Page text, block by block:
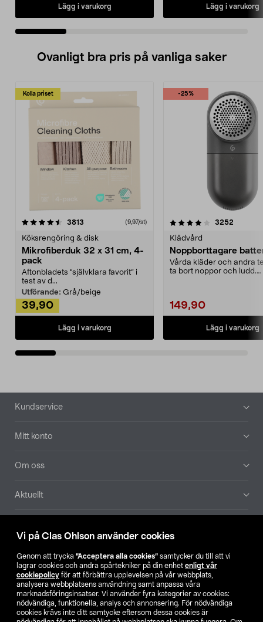
Vi på Clas Ohlson använder cookies
Genom att trycka ”Acceptera alla cookies” samtycker du till att vi
lagrar cookies och andra spårtekniker på din enhet enligt vår
cookiepolicy för att förbättra upplevelsen på vår webbplats,
analysera webbplatsens användning samt anpassa våra
marknadsföringsinsatser. Vi använder fyra kategorier av cookies:
nödvändiga, funktionella, analys och annonsering. För nödvändiga
cookies krävs inte ditt samtycke eftersom dessa cookies är
Lägg i varukorg Lägg i varukorg
Ovanligt bra pris på vanliga saker
Kolla priset
3813 (9,97/st)
Köksrengöring & disk
Mikrofiberduk 32 x 31 cm, 4-
pack
Aftonbladets "självklara favorit” i
test av d...
Utförande: Grå/beige
39,90
Lägg i varukorg
-25%
4.0av 5 stjärnor 3252
Klädvård
Noppborttagare
Vårda kläder och andra
ta bort noppor och ludd.
149,90
Lägg i varukorg
4.5av 5 stjärnor
Sidfot
Kundservice
Mitt konto
Om oss
Aktuellt
Hitta butik
SE NO FI